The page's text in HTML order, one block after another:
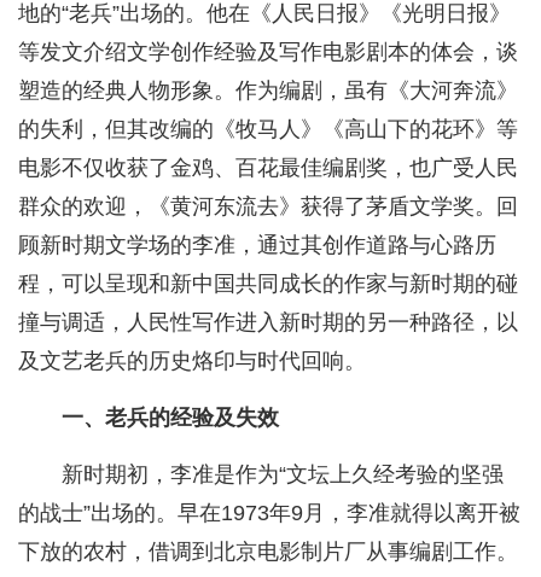
地的“老兵”出场的。他在《人民日报》《光明日报》
等发文介绍文学创作经验及写作电影剧本的体会，谈
塑造的经典人物形象。作为编剧，虽有《大河奔流》
的失利，但其改编的《牧马人》《高山下的花环》等
电影不仅收获了金鸡、百花最佳编剧奖，也广受人民
群众的欢迎，《黄河东流去》获得了茅盾文学奖。回
顾新时期文学场的李准，通过其创作道路与心路历
程，可以呈现和新中国共同成长的作家与新时期的碰
撞与调适，人民性写作进入新时期的另一种路径，以
及文艺老兵的历史烙印与时代回响。
一、老兵的经验及失效
新时期初，李准是作为“文坛上久经考验的坚强
的战士”出场的。早在1973年9月，李准就得以离开被
下放的农村，借调到北京电影制片厂从事编剧工作。